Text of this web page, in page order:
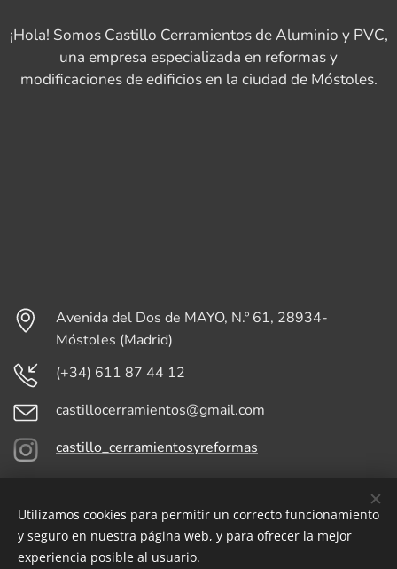
¡Hola! Somos Castillo Cerramientos de Aluminio y PVC,
una empresa especializada en reformas y
modificaciones de edificios en la ciudad de Móstoles.
Avenida del Dos de MAYO, N.º 61, 28934-
Móstoles (Madrid)
(+34) 611 87 44 12
castillocerramientos@gmail.com
castillo_cerramientosyreformas
CASTILLO CERRAMIENTOS ALUMINIO, HIERRO Y PVC | Avenida
del Dos de MAYO, N.º 61, 28934- Móstoles (Madrid)
Utilizamos cookies para permitir un correcto funcionamiento
y seguro en nuestra página web, y para ofrecer la mejor
experiencia posible al usuario.